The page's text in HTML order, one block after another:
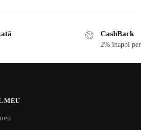
CashBack
2% înapoi
MEU